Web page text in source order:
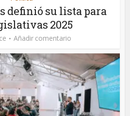
definió su lista para
2025
Añadir comentario